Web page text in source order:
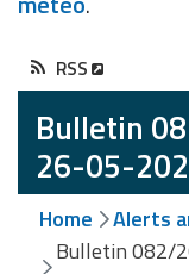
Event
monitoring
Forecasts and
data
RSS
Bulletin
26-05-
Home
Alerts
Bulletin 082/